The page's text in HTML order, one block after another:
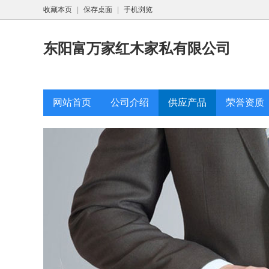
收藏本页 保存桌面 手机浏览
东阳富万家红木家私有限公司
网站首页 公司介绍 供应产品 荣誉资质